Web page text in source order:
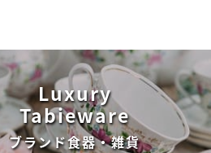
Luxury
Tabieware
ブランド食器・雑貨